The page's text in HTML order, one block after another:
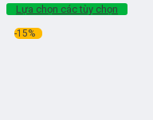
Lựa chọn các tùy chọn
-15%